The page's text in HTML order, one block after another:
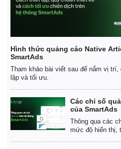
Cuộc sống đó đây
Hồ sơ
Hình thức quảng cáo Native
SmartAds
Tham khảo bài viết sau để nắm vị
lập và tối ưu.
Các chỉ số
của SmartAds
Thông qua các
mức độ hiển thị,